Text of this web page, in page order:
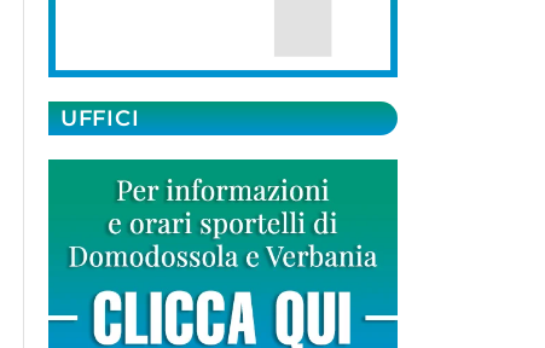
UFFICI